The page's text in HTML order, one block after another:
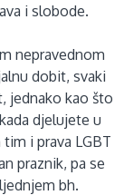
i slobode.
nepravednom
dobit, svaki
jednako kao što
djelujete u
i prava LGBT
praznik, pa se
bh.